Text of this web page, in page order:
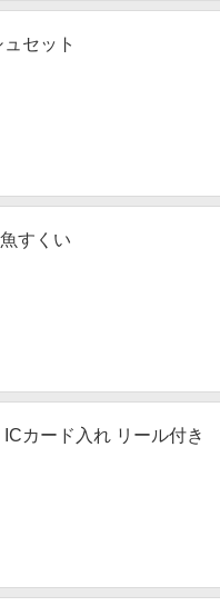
セット
すくい
カード入れ リール付き